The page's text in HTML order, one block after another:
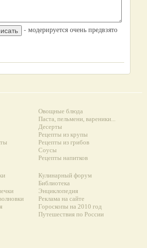
- модерируется очень предвзято
Овощные блюда
Паста, пельмени, вареники...
Десерты
Рецепты из крупы
Рецепты из грибов
Соусы
Рецепты напитков
Кулинарный форум
Библиотека
Энциклопедия
Реклама на сайте
Гороскопы на 2010 год
Путешествия по России